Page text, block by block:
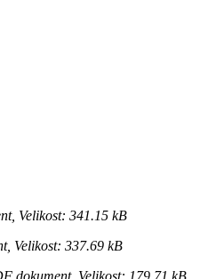
Velikost: 341.15 kB
Velikost: 337.69 kB
dokument, Velikost: 179.71 kB